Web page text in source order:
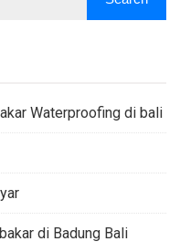
Waterproofing di bali
di Badung Bali